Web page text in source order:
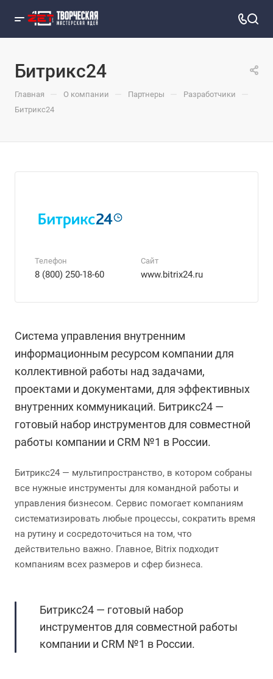
Битрикс24
Главная — О компании — Партнеры — Разработчики —
Битрикс24
Телефон
8 (800) 250-18-60
Сайт
www.bitrix24.ru
Система управления внутренним
информационным ресурсом компании для
коллективной работы над задачами,
проектами и документами, для эффективных
внутренних коммуникаций. Битрикс24 —
готовый набор инструментов для совместной
работы компании и CRM №1 в России.
Битрикс24 — мультипространство, в котором собраны
все нужные инструменты для командной работы и
управления бизнесом. Сервис помогает компаниям
систематизировать любые процессы, сократить время
на рутину и сосредоточиться на том, что
действительно важно. Главное, Bitrix подходит
компаниям всех размеров и сфер бизнеса.
Битрикс24 — готовый набор
инструментов для совместной работы
компании и CRM №1 в России.